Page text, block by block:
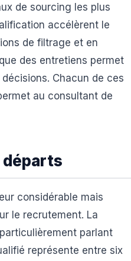
de sourcing les plus
accélèrent le
de filtrage et en
des entretiens permet
Chacun de ces
au consultant de
considérable mais
le recrutement. La
parlant
représente entre six